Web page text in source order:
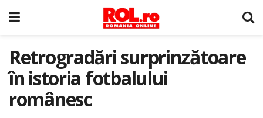
Retrogradări surprinzătoare
în istoria fotbalului
românesc